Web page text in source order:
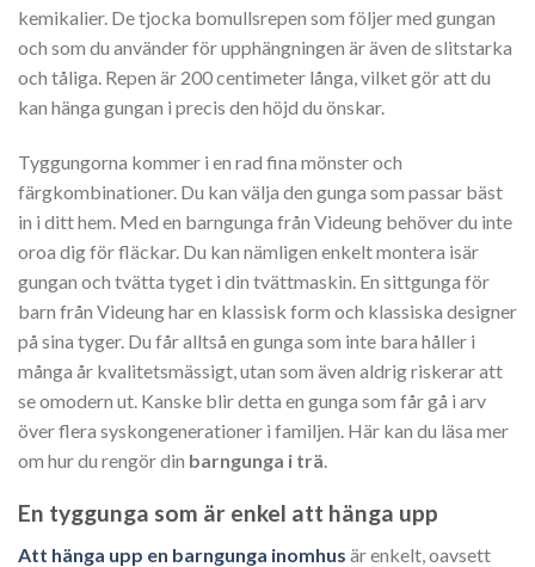
kemikalier. De tjocka bomullsrepen som följer med gungan
och som du använder för upphängningen är även de slitstarka
och tåliga. Repen är 200 centimeter långa, vilket gör att du
kan hänga gungan i precis den höjd du önskar.
Tyggungorna kommer i en rad fina mönster och
färgkombinationer. Du kan välja den gunga som passar bäst
in i ditt hem. Med en barngunga från Videung behöver du inte
oroa dig för fläckar. Du kan nämligen enkelt montera isär
gungan och tvätta tyget i din tvättmaskin. En sittgunga för
barn från Videung har en klassisk form och klassiska designer
på sina tyger. Du får alltså en gunga som inte bara håller i
många år kvalitetsmässigt, utan som även aldrig riskerar att
se omodern ut. Kanske blir detta en gunga som får gå i arv
över flera syskongenerationer i familjen. Här kan du läsa mer
om hur du rengör din barngunga i trä
En tyggunga som är enkel att hänga upp
Att hänga upp en barngunga inomhus är enkelt, oavsett